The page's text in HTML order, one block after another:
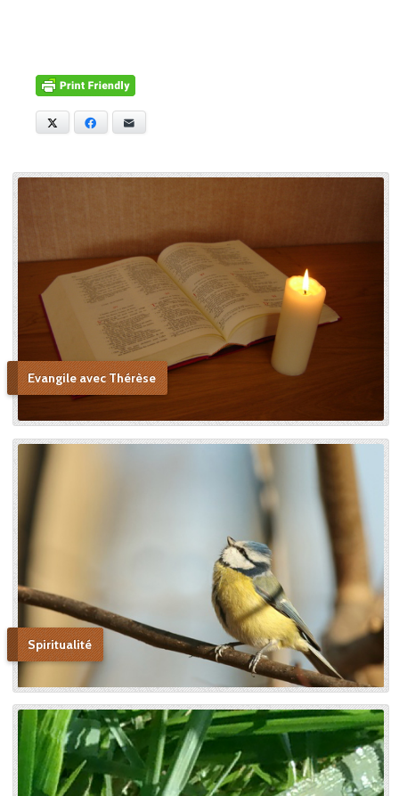
Facebook
Evangile avec Thérèse
Spiritualité